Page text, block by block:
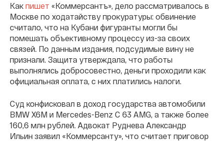
Как пишет «Коммерсантъ», дело рассматривалось в
Москве по ходатайству прокуратуры: обвинение
считало, что на Кубани фигуранты могли бы
помешать объективному процессу из-за своих
связей. По данным издания, подсудимые вину не
признали. Защита утверждала, что работы
выполнялись добросовестно, деньги проходили как
официальная оплата, с них платились налоги.
Суд конфисковал в доход государства автомобили
BMW X6M и Mercedes-Benz C 63 AMG, а также более
160,6 млн рублей. Адвокат Руднева Александр
Ильин заявил «Коммерсанту», что считает приговор